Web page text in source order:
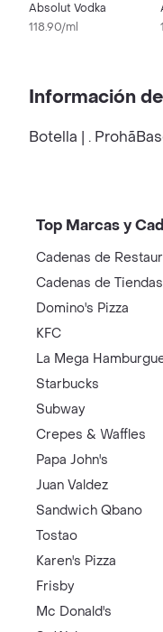
Absolut Vodka
118.90/ml
Información
Botella | .
Top Marcas y
Cadenas de
Cadenas de Tiendas
Domino's Pizza
KFC
La Mega
Starbucks
Subway
Crepes & Waffles
Papa John's
Juan Valdez
Sandwich Qbano
Tostao
Karen's Pizza
Frisby
Mc Donald's